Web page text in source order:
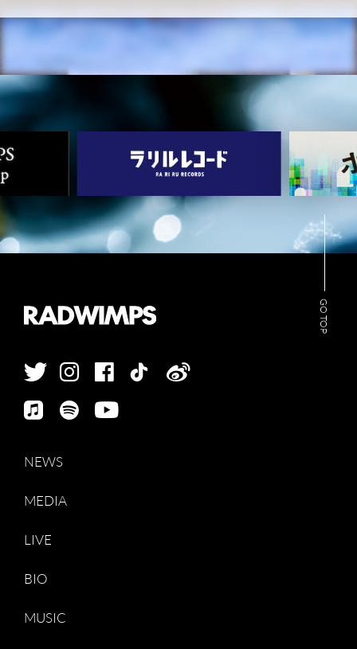
GO TOP
NEWS
MEDIA
LIVE
BIO
MUSIC